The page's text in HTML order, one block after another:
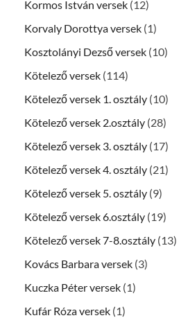
Kormos István versek (12)
Korvaly Dorottya versek (1)
Kosztolányi Dezső versek (10)
Kötelező versek (114)
Kötelező versek 1. osztály (10)
Kötelező versek 2.osztály (28)
Kötelező versek 3. osztály (17)
Kötelező versek 4. osztály (21)
Kötelező versek 5. osztály (9)
Kötelező versek 6.osztály (19)
Kötelező versek 7-8.osztály (13)
Kovács Barbara versek (3)
Kuczka Péter versek (1)
Kufár Róza versek (1)